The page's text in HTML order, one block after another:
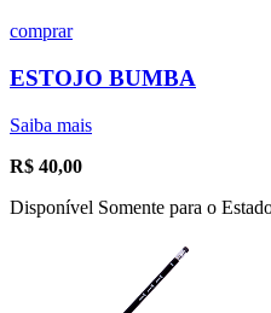
comprar
ESTOJO BUMBA
Saiba mais
R$ 40,00
Disponível Somente para o